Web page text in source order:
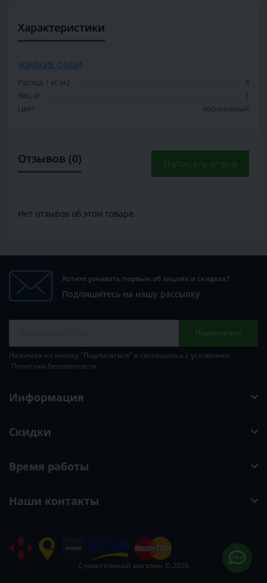
Характеристики
ЖИДКИЕ ОБОИ
Расход 1 кг, м2
4
Вес, кг
1
Цвет
коричневый
Отзывов (0) Написать отзыв
Нет отзывов об этом товаре.
Хотите узнавать первым об акциях и скидках?
Подпишитесь на нашу рассылку
Подписаться
Нажимая на кнопку "Подписаться" я соглашаюсь с условиями
Политика безопасности
Информация
Скидки
Время работы
Наши контакты
Строительный магазин © 2026